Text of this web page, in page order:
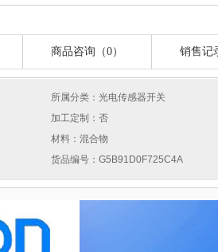
商品咨询（0） 销售记
所属分类：光电传感器开关
加工定制：否
材料：混合物
货品编号：G5B91D0F725C4A